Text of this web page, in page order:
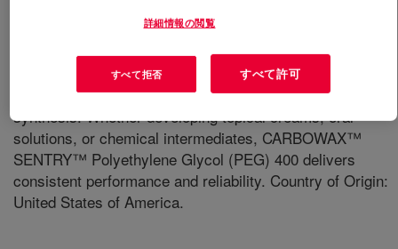
that is easy to handle and ideal for formulations requiring
moisture retention, smooth texture, or enhanced
solubility. Its terminal hydroxyl groups allow for chemical
modification, making it a versatile intermediate in
synthesis. Whether developing topical creams, oral
solutions, or chemical intermediates, CARBOWAX™
SENTRY™ Polyethylene Glycol (PEG) 400 delivers
consistent performance and reliability. Country of Origin:
United States of America.
詳細情報の閲覧
すべて拒否 すべて許可